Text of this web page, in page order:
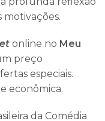
motivações.
online no Meu
preço
especiais.
econômica.
da Comédia